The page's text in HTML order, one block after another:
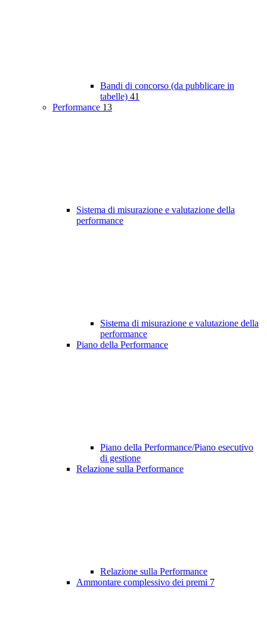
Bandi di concorso (da pubblicare in
tabelle) 41
Performance 13
Sistema di misurazione e valutazione della
performance
Sistema di misurazione e valutazione della
performance
Piano della Performance
Piano della Performance/Piano esecutivo
di gestione
Relazione sulla Performance
Relazione sulla Performance
Ammontare complessivo dei premi 7